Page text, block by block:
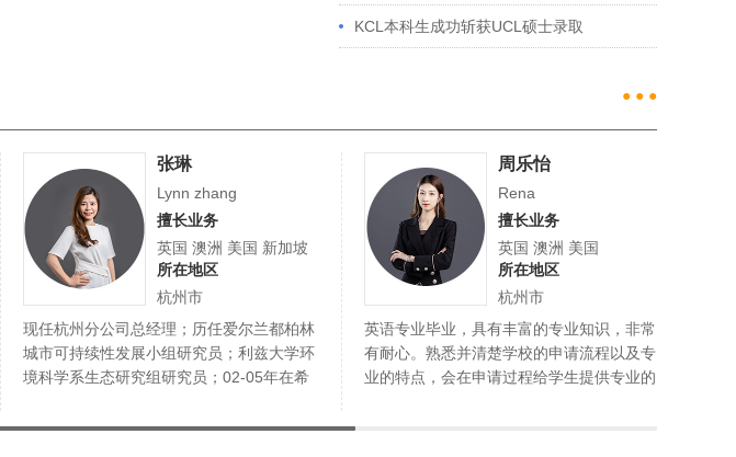
KCL本科生成功斩获UCL硕士录取
● ● ●
张琳
Lynn zhang
擅长业务
英国 澳洲 美国 新加坡
所在地区
杭州市
现任杭州分公司总经理；历任爱尔兰都柏林
城市可持续性发展小组研究员；利兹大学环
境科学系生态研究组研究员；02-05年在希
周乐怡
Rena
擅长业务
英国 澳洲 美国
所在地区
杭州市
英语专业毕业，具有丰富的专业知识，非常
有耐心。熟悉并清楚学校的申请流程以及专
业的特点，会在申请过程给学生提供专业的